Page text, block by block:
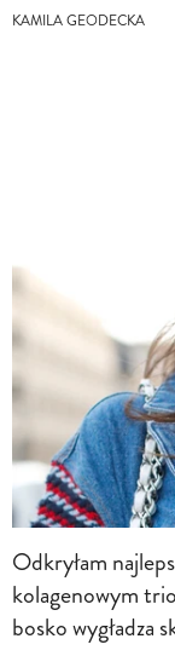
KAMILA GEODECKA
Odkryłam
kolagenowym
bosko wygładza